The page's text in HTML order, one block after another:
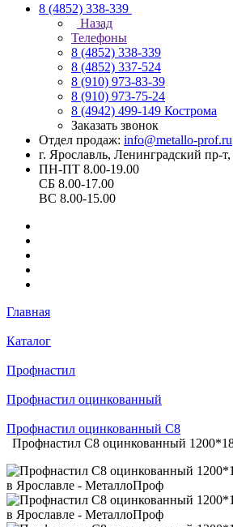
8 (4852) 338-339
Назад
Телефоны
8 (4852) 338-339
8 (4852) 337-524
8 (910) 973-83-39
8 (910) 973-75-24
8 (4942) 499-149 Кострома
Заказать звонок
Отдел продаж: info@metallo-prof.ru
г. Ярославль, Ленинградский пр-
ПН-ПТ 8.00-19.00
СБ 8.00-17.00
ВС 8.00-15.00
Главная
Каталог
Профнастил
Профнастил оцинкованный
Профнастил оцинкованный С8
Профнастил С8 оцинкованный